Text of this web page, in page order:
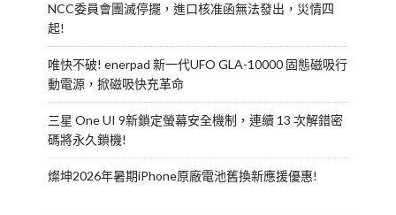
NCC委員會團滅停擺，進口核准函無法發出，災情四
起!
唯快不破! enerpad 新一代UFO GLA-10000 固態磁吸行
動電源，掀磁吸快充革命
三星 One UI 9新鎖定螢幕安全機制，連續 13 次解錯密
碼將永久鎖機!
燦坤2026年暑期iPhone原廠電池舊換新應援優惠!